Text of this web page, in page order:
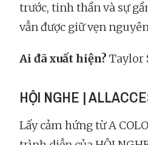
trước, tinh thần và sự
vẫn được giữ vẹn
Ai đã xuất hiện? Taylor
HỘI NGHE |
Lấy cảm hứng từ A